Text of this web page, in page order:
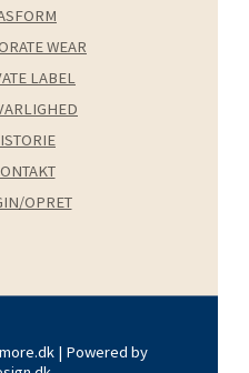
WEAR
LABEL
OPRET
| Powered by